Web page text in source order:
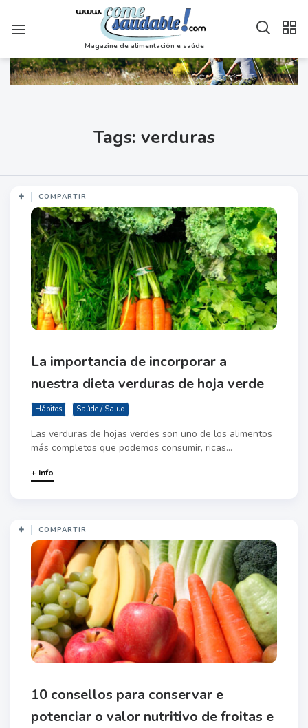
Magazine de alimentación e saúde
Tags: verduras
COMPARTIR
La importancia de incorporar a
nuestra dieta verduras de hoja verde
Hábitos Saúde / Salud
Las verduras de hojas verdes son uno de los alimentos
más completos que podemos consumir, ricas...
+ Info
COMPARTIR
10 consellos para conservar e
potenciar o valor nutritivo de froitas e